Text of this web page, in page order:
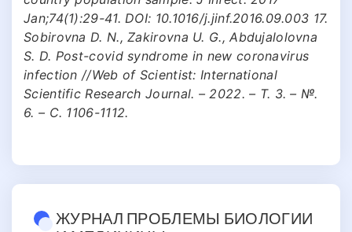
Jan;74(1):29-41. DOI: 10.1016/j.jinf.2016.09.003 17.
Sobirovna D. N., Zakirovna U. G., Abdujalolovna
S. D. Post-covid syndrome in new coronavirus
infection //Web of Scientist: International
Scientific Research Journal. – 2022. – Т. 3. – №.
6. – С. 1106-1112.
ЖУРНАЛ ПРОБЛЕМЫ БИОЛОГИИ